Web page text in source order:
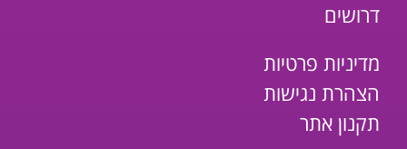
דרושים
מדיניות פרטיות
הצהרת נגישות
תקנון אתר